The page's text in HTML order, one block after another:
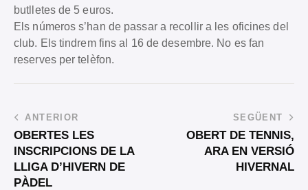
butlletes de 5 euros.
Els números s’han de passar a recollir a les oficines del
club. Els tindrem fins al 16 de desembre. No es fan
reserves per telèfon.
ANTERIOR
OBERTES LES
INSCRIPCIONS DE LA
LLIGA D’HIVERN DE
PÀDEL
SEGÜENT
OBERT DE TENNIS,
ARA EN VERSIÓ
HIVERNAL